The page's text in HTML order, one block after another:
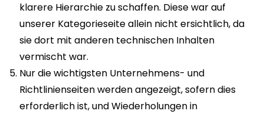
klarere Hierarchie zu schaffen. Diese war auf
unserer Kategorieseite allein nicht ersichtlich, da
sie dort mit anderen technischen Inhalten
vermischt war.
Nur die wichtigsten Unternehmens- und
Richtlinienseiten werden angezeigt, sofern dies
erforderlich ist, und Wiederholungen in